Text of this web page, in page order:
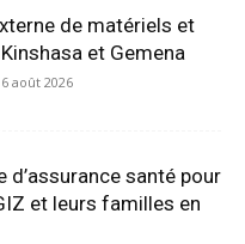
de matériels et
et Gemena
6 août 2026
d’assurance santé pour
et leurs familles en